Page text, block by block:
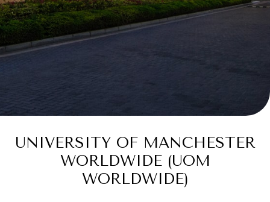
UNIVERSITY OF MANCHESTER
WORLDWIDE (UOM
WORLDWIDE)